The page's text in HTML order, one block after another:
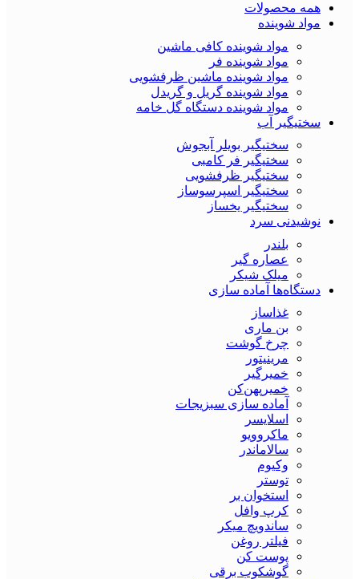
همه محصولات
مواد شوینده
مواد شوینده کافی ماشین
مواد شوینده فر
مواد شوینده ماشین ظرفشویی
مواد شوینده گریل و گریدل
مواد شوینده دستگاه گل خامه
سختیگیر آب
سختیگیر بویلر آبجوش
سختیگیر فر کامبی
سختیگیر ظرفشویی
سختیگیر اسپرسوساز
سختیگیر یخساز
نوشیدنی سرد
بلندر
عصاره گیر
میلک شیکر
دستگاه‌ها آماده سازی
غذاساز
بن ماری
چرخ گوشت
مرینیتور
خمیرگیر
خمیر‌پهن‌کن
آماده سازی سبزیجات
اسلایسر
ماکروویو
سالاماندر
وکیوم
توستر
استخوان بر
کرپ وافل
ساندویچ میکر
فیلتر روغن
پوست کن
گوشکوب برقی